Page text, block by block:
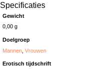
Specificaties
Gewicht
0,00 g
Doelgroep
Mannen ,Vrouwen
Erotisch tijdschrift